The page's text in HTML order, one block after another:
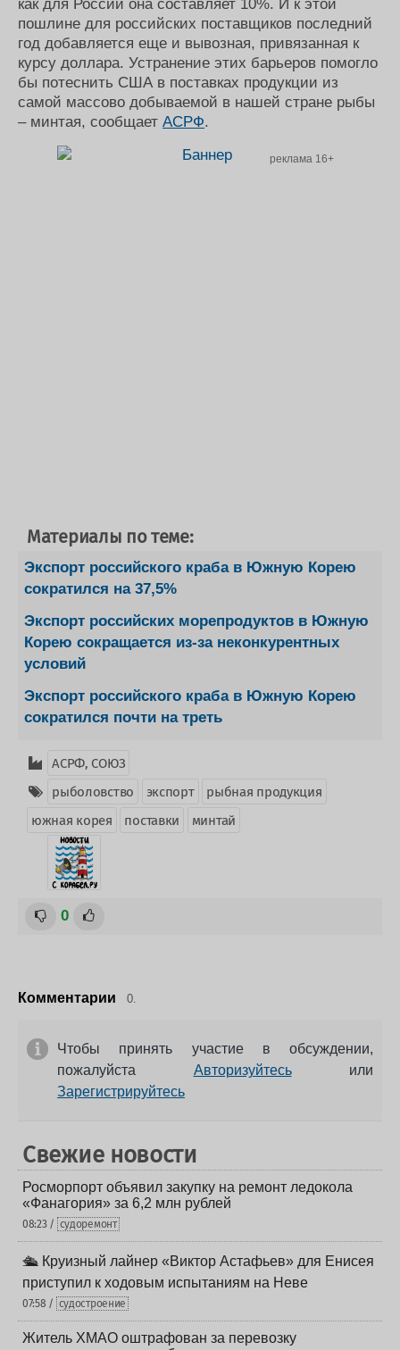
как для России она составляет 10%. И к этой
пошлине для российских поставщиков последний
год добавляется еще и вывозная, привязанная к
курсу доллара. Устранение этих барьеров помогло
бы потеснить США в поставках продукции из
самой массово добываемой в нашей стране рыбы
– минтая, сообщает АСРФ.
реклама 16+
Материалы по теме:
Экспорт российского краба в Южную Корею
сократился на 37,5%
Экспорт российских морепродуктов в Южную
Корею сокращается из-за неконкурентных
условий
Экспорт российского краба в Южную Корею
сократился почти на треть
АСРФ, СОЮЗ
рыболовство
экспорт
рыбная продукция
южная корея
поставки минтай
0
Комментарии 0.
Чтобы принять участие в обсуждении,
пожалуйста Авторизуйтесьили
Зарегистрируйтесь
Свежие новости
Росморпорт объявил закупку на ремонт ледокола
«Фанагория» за 6,2 млн рублей
08:23 / судоремонт
🛳️ Круизный лайнер «Виктор Астафьев» для Енисея
приступил к ходовым испытаниям на Неве
07:58 / судостроение
Житель ХМАО оштрафован за перевозку